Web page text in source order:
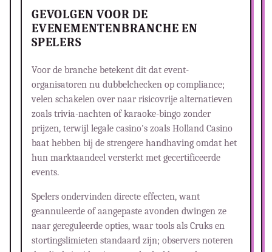
GEVOLGEN VOOR DE
EVENEMENTENBRANCHE EN
SPELERS
Voor de branche betekent dit dat event-
organisatoren nu dubbelchecken op compliance;
velen schakelen over naar risicovrije alternatieven
zoals trivia-nachten of karaoke-bingo zonder
prijzen, terwijl legale casino's zoals Holland Casino
baat hebben bij de strengere handhaving omdat het
hun marktaandeel versterkt met gecertificeerde
events.
Spelers ondervinden directe effecten, want
geannuleerde of aangepaste avonden dwingen ze
naar gereguleerde opties, waar tools als Cruks en
stortingslimieten standaard zijn; observers noteren